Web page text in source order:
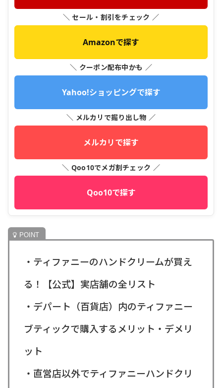
＼ セール・割引をチェック ／
Amazonで探す
＼ クーポン配布中かも ／
Yahoo!ショッピングで探す
＼ メルカリで掘り出し物 ／
メルカリで探す
＼ Qoo10でメガ割チェック ／
Qoo10で探す
・ティファニーのハンドクリームが買え
る！【公式】実店舗の全リスト
・デパート（百貨店）内のティファニー
ブティックで購入するメリット・デメリ
ット
・直営店以外でティファニーハンドクリ